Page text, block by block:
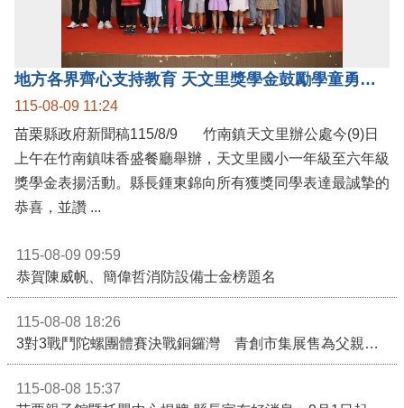
地方各界齊心支持教育 天文里獎學金鼓勵學童勇敢追夢
115-08-09 11:24
苗栗縣政府新聞稿115/8/9 竹南鎮天文里辦公處今(9)日
上午在竹南鎮味香盛餐廳舉辦，天文里國小一年級至六年級
獎學金表揚活動。縣長鍾東錦向所有獲獎同學表達最誠摯的
115-08-09 09:59
恭賀陳威帆、簡偉哲消防設備士金榜題名
115-08-08 18:26
115-08-08 15:37